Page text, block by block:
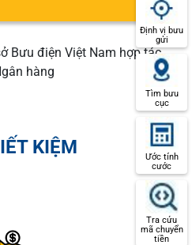
Bưu điện Việt Nam hợp tác
hàng
KIỆM
Định vị bưu
gửi
Tìm bưu
cục
Ước tính
cước
Tra cứu
mã chuyển
tiền